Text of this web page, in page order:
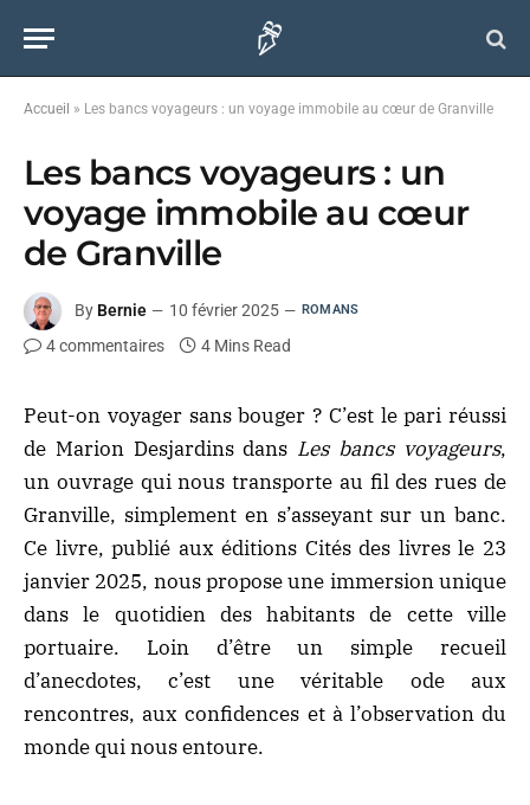
Accueil » Les bancs voyageurs : un voyage immobile au cœur de Granville
Les bancs voyageurs : un
voyage immobile au cœur
de Granville
By Bernie 10 février 2025 ROMANS
4 commentaires 4 Mins Read
Peut-on voyager sans bouger ? C’est le pari réussi
de Marion Desjardins dans Les bancs voyageurs,
un ouvrage qui nous transporte au fil des rues de
Granville, simplement en s’asseyant sur un banc.
Ce livre, publié aux éditions Cités des livres le 23
janvier 2025, nous propose une immersion unique
dans le quotidien des habitants de cette ville
portuaire. Loin d’être un simple recueil
d’anecdotes, c’est une véritable ode aux
rencontres, aux confidences et à l’observation du
monde qui nous entoure.